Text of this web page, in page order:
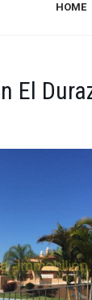
HOME
El